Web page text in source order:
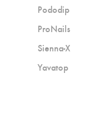
Pododip
ProNails
Sienna-X
Yavatop